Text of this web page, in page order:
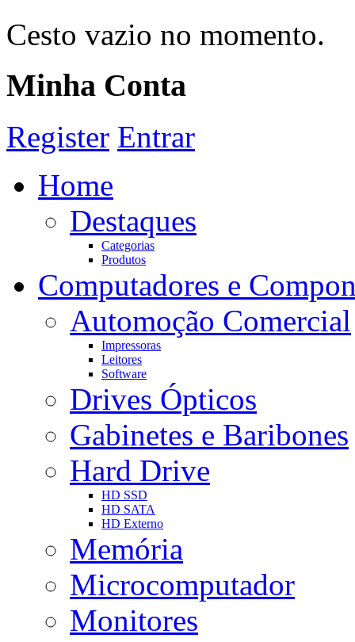
Cesto vazio no momento.
Minha Conta
Register Entrar
Home
Destaques
Categorias
Produtos
Computadores e
Automoção Comercial
Impressoras
Leitores
Software
Drives Ópticos
Gabinetes e Baribones
Hard Drive
HD SSD
HD SATA
HD Externo
Memória
Microcomputador
Monitores